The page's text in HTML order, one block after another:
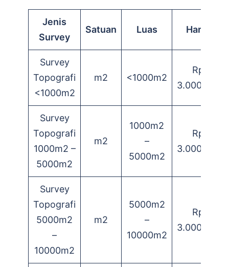
Jenis
Survey
Satuan Luas Harga
Survey
Topografi
<1000m2
m2 <1000m2
Rp.
3.000.000
Survey
Topografi
1000m2 –
5000m2
m2
1000m2
–
5000m2
Rp.
3.000.000
Survey
Topografi
5000m2
–
10000m2
m2
5000m2
–
10000m2
Rp.
3.000.000